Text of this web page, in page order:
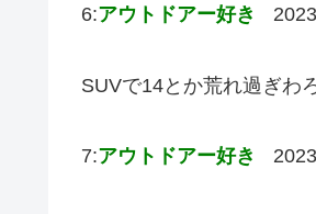
6:アウトドアー好き
SUVで14とか荒れ過ぎわ
7:アウトドアー好き